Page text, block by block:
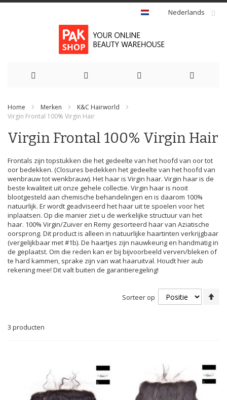
Nederlands
naar
de
Home Merken
K&C Hairworld
Virgin Frontal 100% Virgin Hair
Virgin Frontal 100% Virgin Hair
Frontals zijn topstukken die het gedeelte van het hoofd van oor tot
oor bedekken. (Closures bedekken het gedeelte van het hoofd van
wenbrauw tot wenkbrauw). Het haar is Virgin haar. Virgin haar is de
beste kwaliteit uit onze gehele collectie. Virgin haar is nooit
blootgesteld aan chemische behandelingen en is daarom 100%
natuurlijk. Er wordt geadviseerd het haar uit te spoelen voor het
inplaatsen. Op die manier ziet u de werkelijke structuur van het
haar. 100% Virgin/Zuiver en Remy gesorteerd haar van Aziatische
oorsprong. Dit product is alleen in natuurlijke haartinten verkrijgbaar
(vergelijkbaar met #1b). De haartjes zijn nauwkeurig en handmatig in
de geplaatst. Om die reden kan er bij bijvoorbeeld verven/bleken of
te hard kammen, sprake zijn van wat haaruitval. Houdt hier aub
rekening mee! Dit valt buiten de garantieregeling!
3 producten
Sorteer op